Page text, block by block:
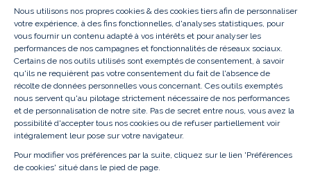
Bénéficiez également de prix réduits avec nos collections spéciales de
vêtements enfants en soldeset de notrecollection Outlettoute l’année.
Guettez lespromotions Prix Doux, une opération spéciale Jacadi avec
des vêtements enfant à prix tout ronds. Adhérez au programme de
Fidélité Jacadi afin de profiter desventes privées. Retrouvez la collection
Les Essentielset ses vêtements emblématiques aux couleurs de la
marque, la collectionReflexaux vêtements originaux et ludiques avec
des détails réfléchissants, la collection
Sport Chic
aussi innovante
qu'élégante, ainsi queles Petits tricotspour compléter le vestiaire de
bébé. Pour passer l’automne et l’hiver au chaud, Jacadi vous propose une
collection demanteaux bébé et enfantet dechaussures d'hiver. Pendant
lesJolis Jours , c’est l’occasion de retrouver la nouvelle collection Jacadi
prévue ? Trouvez unetenue de cérémoniepour votre enfant. Retrouvez
les sacs Tohana, confectionnés en partenariat avec l'Association